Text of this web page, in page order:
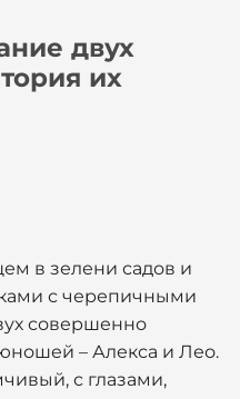
двух
их
в зелени садов и
с черепичными
совершенно
– Алекса и Лео.
с глазами,